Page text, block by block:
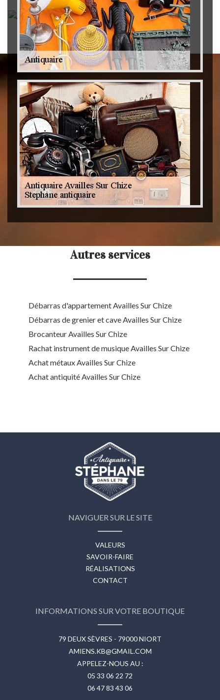
Achat antiquité 79
Autres services
Débarras d'appartement Availles Sur Chize
Débarras de grenier et cave Availles Sur Chize
Brocanteur Availles Sur Chize
Rachat instrument de musique Availles Sur Chize
Achat métaux Availles Sur Chize
Achat antiquité Availles Sur Chize
NAVIGUER SUR LE SITE
VALEURS
SAVOIR-FAIRE
RÉALISATIONS
CONTACT
INFORMATIONS SUR VOTRE BOUTIQUE
79 DEUX SÈVRES - 79000 NIORT
AMIENS.KB@GMAIL.COM
APPELEZ-NOUS AU :
05 33 06 22 72
06 47 83 43 06